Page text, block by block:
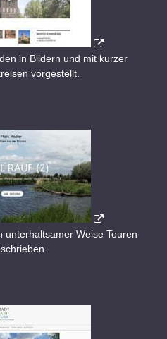
in Bildern und mit kurzer
vorgestellt.
unterhaltsamer Weise Touren